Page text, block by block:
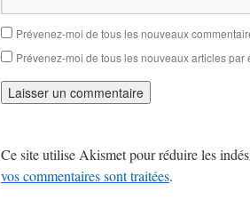
Prévenez-moi de tous les nouveaux
Prévenez-moi de tous les nouveaux articles par
Ce site utilise Akismet pour réduire les
vos commentaires sont traitées.